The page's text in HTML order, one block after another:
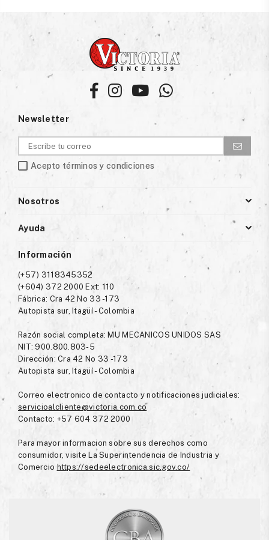
FacebookInstagramYouTubeWhatsapp
Newsletter
Acepto términos y condiciones
Nosotros
Ayuda
Información
(+57) 3118345352
(+604) 372 2000 Ext: 110
Fábrica: Cra 42 No 33 -173
Autopista sur, Itagüí - Colombia
Razón social completa: MU MECANICOS UNIDOS SAS
NIT: 900.800.803-5
Dirección: Cra 42 No 33 -173
Autopista sur, Itagüí - Colombia
Correo electronico de contacto y notificaciones judiciales:
servicioalcliente@victoria.com.co
Contacto: +57 604 372 2000
Para mayor informacion sobre sus derechos como
consumidor, visite La Superintendencia de Industria y
Comercio https://sedeelectronica.sic.gov.co/